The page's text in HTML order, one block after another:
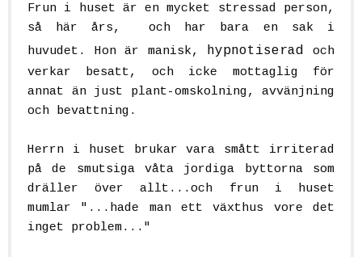
Frun i huset är en mycket stressad person,
så här års, och har bara en sak i
huvudet. Hon är manisk, hypnotiserad och
verkar besatt, och icke mottaglig för
annat än just plant-omskolning, avvänjning
och bevattning.
Herrn i huset brukar vara smått irriterad
på de smutsiga våta jordiga byttorna som
dräller över allt...och frun i huset
mumlar "...hade man ett växthus vore det
inget problem..."